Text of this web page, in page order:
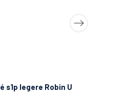
s1p legere Robin U